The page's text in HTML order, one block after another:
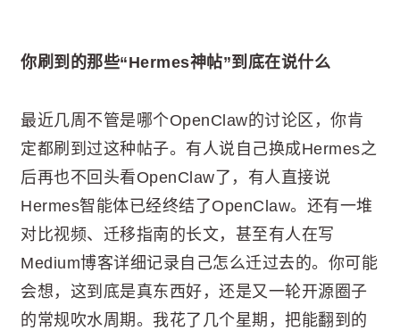
你刷到的那些“Hermes神帖”到底在说什么
最近几周不管是哪个OpenClaw的讨论区，你肯
定都刷到过这种帖子。有人说自己换成Hermes之
后再也不回头看OpenClaw了，有人直接说
Hermes智能体已经终结了OpenClaw。还有一堆
对比视频、迁移指南的长文，甚至有人在写
Medium博客详细记录自己怎么迁过去的。你可能
会想，这到底是真东西好，还是又一轮开源圈子
的常规吹水周期。我花了几个星期，把能翻到的